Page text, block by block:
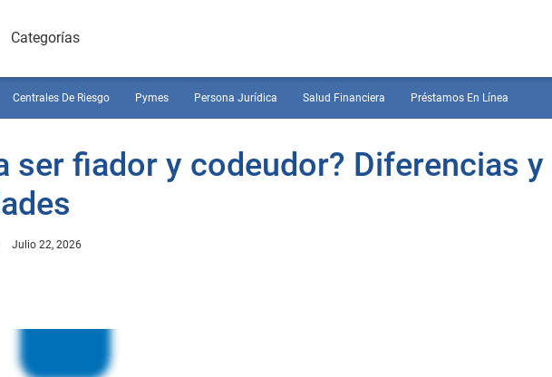
Categorías
Centrales De Riesgo Pymes Persona Jurídica Salud Financiera Préstamos En Línea
ser fiador y codeudor? Diferencias y
Julio 22, 2026